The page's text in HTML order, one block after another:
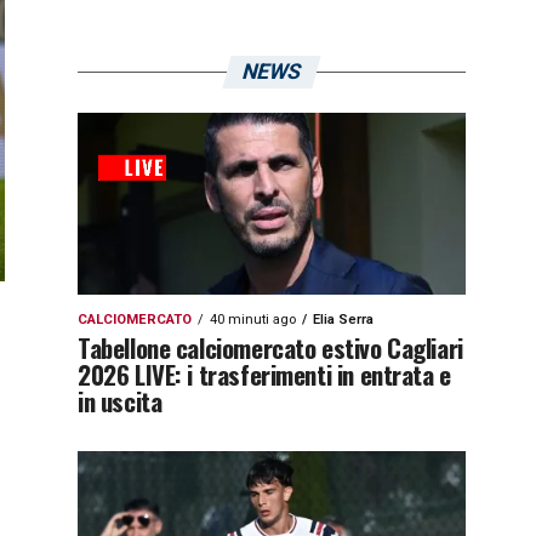
NEWS
CALCIOMERCATO 40 minuti ago Elia Serra
Tabellone calciomercato estivo Cagliari
2026 LIVE: i trasferimenti in entrata e
in uscita